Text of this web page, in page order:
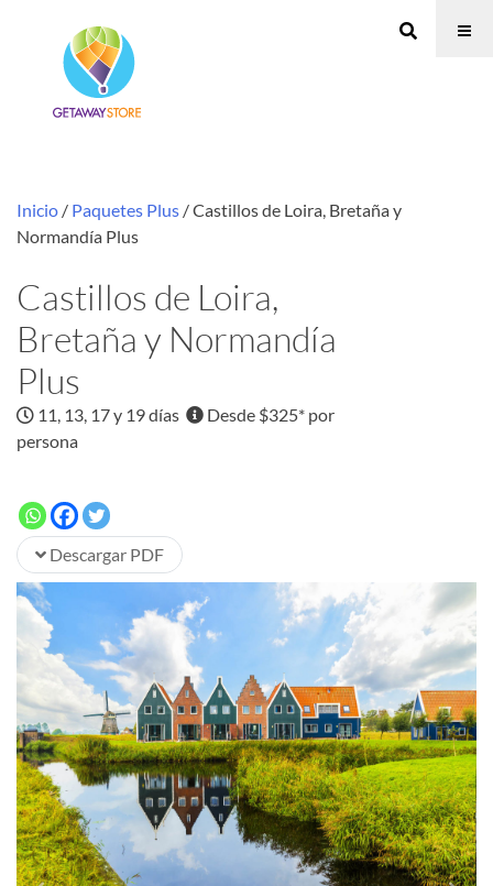
Inicio / Paquetes Plus / Castillos de Loira, Bretaña y
Normandía Plus
Castillos de Loira,
Bretaña y Normandía
Plus
11, 13, 17 y 19 días
Desde $325* por
persona
Descargar PDF